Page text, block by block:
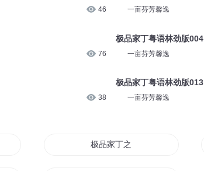
46
76
38
一亩芬芳馨逸
极品家丁粤语林劲版004
一亩芬芳馨逸
极品家丁粤语林劲版013
一亩芬芳馨逸
极品家丁之浮世绘